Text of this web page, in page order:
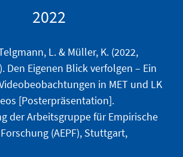
2022
L. & Müller, K. (2022,
Den Eigenen Blick verfolgen – Ein
in MET und LK
[Posterpräsentation].
der Arbeitsgruppe für Empirische
(AEPF), Stuttgart,